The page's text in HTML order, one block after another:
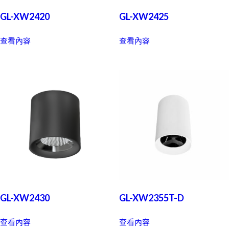
GL-XW2420
查看內容
GL-XW2425
查看內容
GL-XW2430
查看內容
GL-XW2355T-D
查看內容